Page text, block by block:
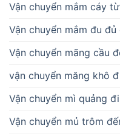
Vận chuyển mắm cáy
Vận chuyển mắm đu
Vận chuyển mãng cầu
vận chuyển măng khô
Vận chuyển mì quảng
Vận chuyển mủ trôm